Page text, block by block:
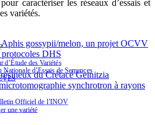
caractériser les réseaux d’essais et
variétés.
gossypii/melon, un projet OCVV
DHS
du Crétacé Geinitzia
synchrotron à rayons
d’Étude des Variétés
Nationale d’Essais de Semences
Officiel de l’INOV
une variété